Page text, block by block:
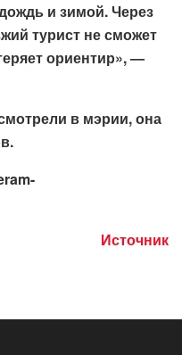
и зимой. Через
турист не сможет
ориентир», —
в мэрии, она
Источник